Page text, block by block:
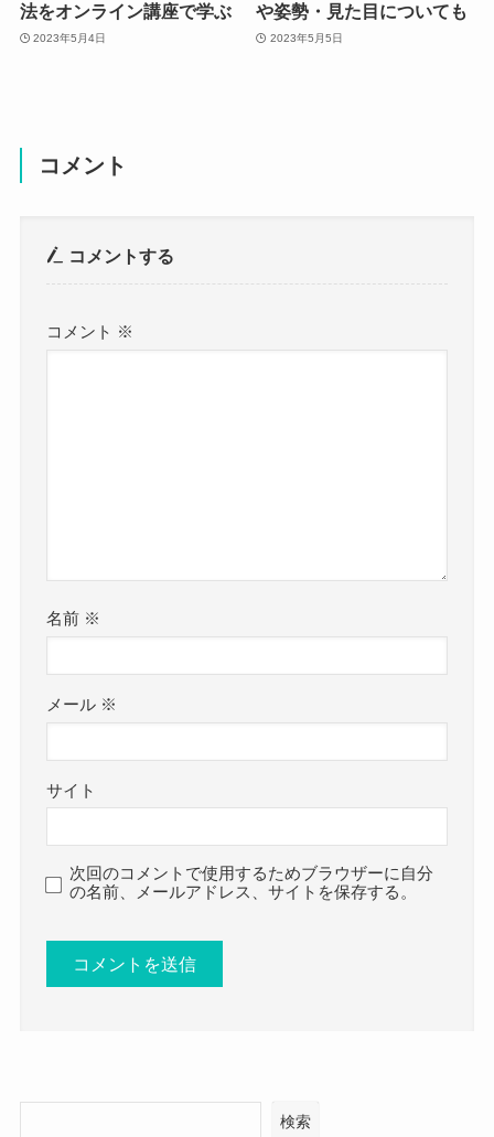
法をオンライン講座で学ぶ
2023年5月4日
や姿勢・見た目についても
2023年5月5日
コメント
コメントする
コメント ※
名前 ※
メール ※
サイト
次回のコメントで使用するためブラウザーに自分
の名前、メールアドレス、サイトを保存する。
検索